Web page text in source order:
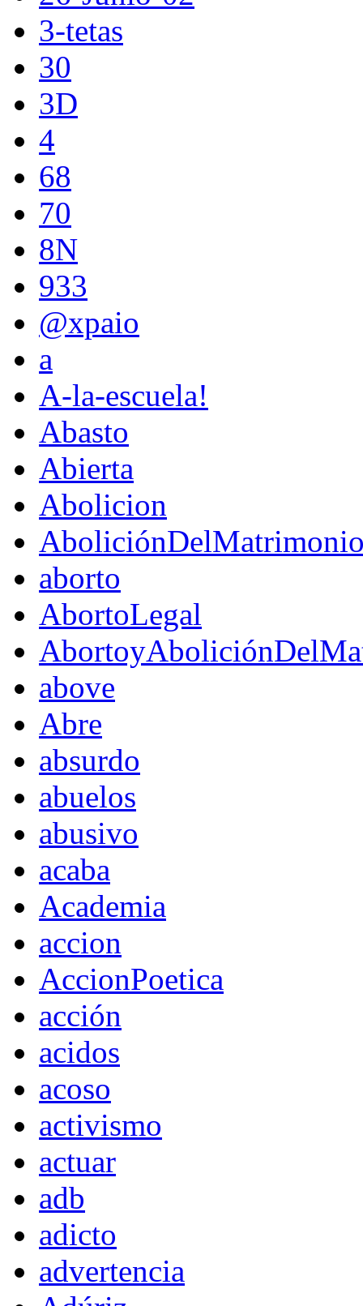
3-tetas
30
3D
4
68
70
8N
933
@xpaio
a
A-la-escuela!
Abasto
Abierta
Abolicion
aborto
AbortoLegal
above
Abre
absurdo
abuelos
abusivo
acaba
Academia
accion
AccionPoetica
acción
acidos
acoso
activismo
actuar
adb
adicto
advertencia